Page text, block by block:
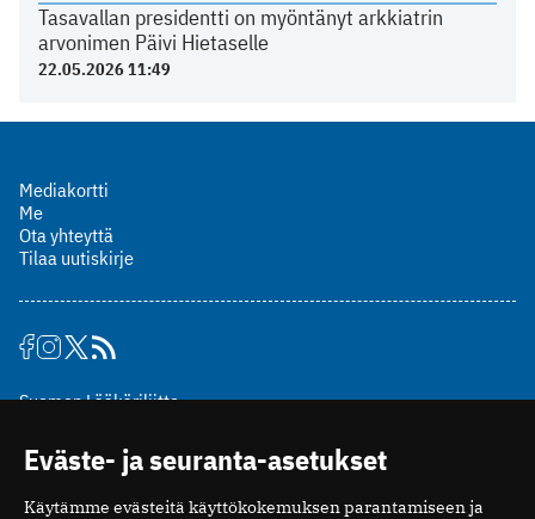
Tasavallan presidentti on myöntänyt arkkiatrin
arvonimen Päivi Hietaselle
22.05.2026 11:49
Mediakortti
Me
Ota yhteyttä
Tilaa uutiskirje
Suomen Lääkäriliitto
00510 Helsinki
puh. (09) 393 091
toimitus@potilaanlaakarilehti.fi
Eväste- ja seuranta-asetukset
Käytämme evästeitä käyttökokemuksen parantamiseen ja